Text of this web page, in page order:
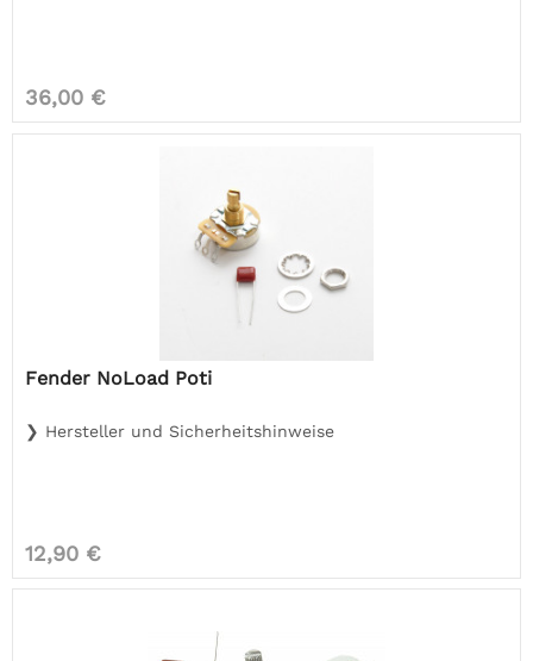
36,00 €
Fender NoLoad Poti
❯ Hersteller und Sicherheitshinweise
12,90 €